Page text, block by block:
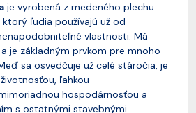
je vyrobená z medeného plechu.
ktorý ľudia používajú už od
vlastnosti. Má
je základným prvkom pre mnoho
sa osvedčuje už celé stáročia, je
ľahkou
hospodárnosťou a
s ostatnými stavebnými